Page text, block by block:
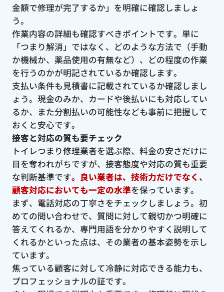
金額で修理が完了するか」を明確に確認しましょ
う。
作業内容の詳細も確認すべきポイントです。単に
「つまり解消」ではなく、どのような方法で（手動
か機械か、薬品使用の有無など）、どの程度の作業
を行うのかが明記されているか確認します。
支払い条件も見積書に記載されているか確認しまし
ょう。現金のみか、カードや後払いにも対応してい
るか、また分割払いの可能性なども事前に把握して
おくと安心です。
接客と対応の質も要チェック
トイレつまり修理業者を選ぶ際、料金の安さだけに
目を奪われがちですが、接客態度や対応の質も重要
な判断基準です。良い業者は、技術力だけでなく、
顧客対応においても一定の水準を保っています。
まず、電話対応の丁寧さをチェックしましょう。初
めての問い合わせで、質問に対して親切かつ明確に
答えてくれるか、専門用語を分かりやすく説明して
くれるかといった点は、その業者の基本姿勢を示し
ています。
焦っている顧客に対して冷静に対応できる能力も、
プロフェッショナルの証です。